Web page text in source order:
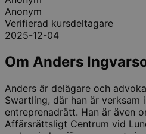
Anonym
Verifierad kursdeltagare
2025-12-04
Om Anders
Anders är delägare och
Swartling, där han är verksam
entreprenadrätt. Han är även
Affärsrättsligt Centrum vid